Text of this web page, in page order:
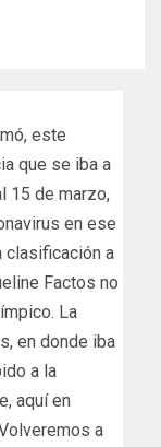
este
que se iba a
15 de marzo,
en ese
clasificación a
Factos no
La
en donde iba
a la
aquí en
a